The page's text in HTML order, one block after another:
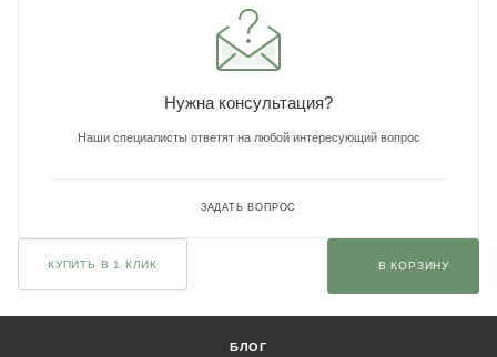
Нужна консультация?
Наши специалисты ответят на любой интересующий вопрос
ЗАДАТЬ ВОПРОС
КУПИТЬ В 1 КЛИК В КОРЗИНУ
БЛОГ